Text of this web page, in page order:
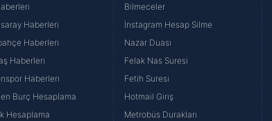
Haberleri
Haberleri
Haberleri
Haberleri
Burç Hesaplama
Hesaplama
Bilmeceler
İnstagram Hesap Silme
Nazar Duası
Felak Nas Suresi
Fetih Suresi
Hotmail Giriş
Metrobüs Durakları